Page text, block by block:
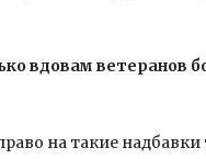
вдовам ветеранов
на такие надбавки